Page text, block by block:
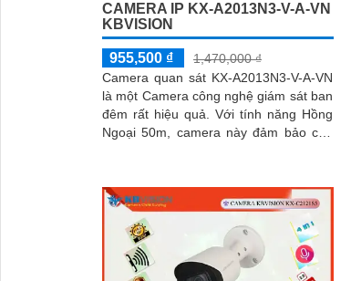
CAMERA IP KX-A2013N3-V-A-VN
KBVISION
955,500 ₫
1,470,000 ₫
Camera quan sát KX-A2013N3-V-A-VN
là một Camera công nghệ giám sát ban
đêm rất hiệu quả. Với tính năng Hồng
Ngoại 50m, camera này đảm bảo cho